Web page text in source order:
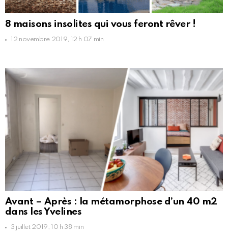
8 maisons insolites qui vous feront rêver !
12 novembre 2019, 12 h 07 min
Avant – Après : la métamorphose d’un 40 m2
dans les Yvelines
3 juillet 2019, 10 h 38 min